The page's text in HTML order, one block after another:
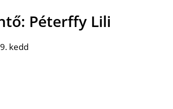
Péterffy Lili
kedd